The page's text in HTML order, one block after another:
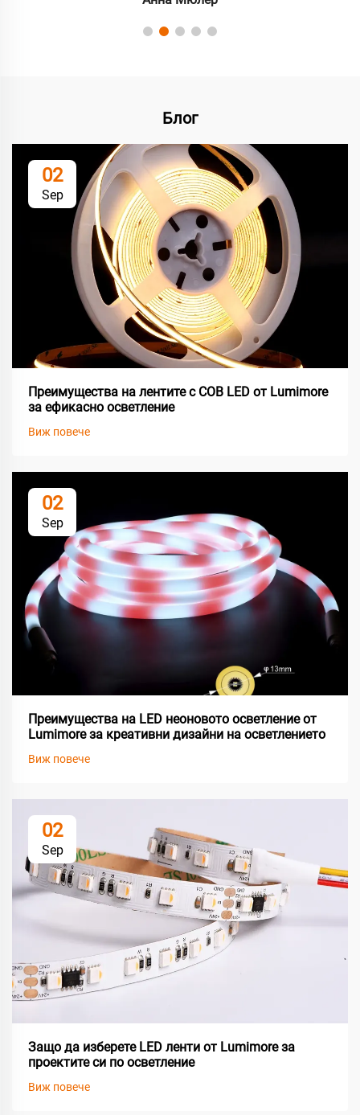
Блог
02
Sep
Преимущества на лентите с COB LED от Lumimore
за ефикасно осветление
Виж повече
02
Sep
Преимущества на LED неоновото осветление от
Lumimore за креативни дизайни на осветлението
Виж повече
02
Sep
Защо да изберете LED ленти от Lumimore за
проектите си по осветление
Виж повече